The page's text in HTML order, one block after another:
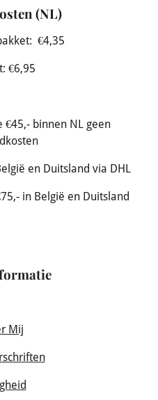
(NL)
€4,35
€6,95
€45,- binnen NL geen
en Duitsland via DHL
in België en Duitsland
Mij